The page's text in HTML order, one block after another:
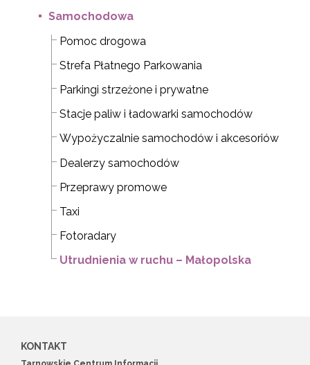
Samochodowa
Pomoc drogowa
Strefa Płatnego Parkowania
Parkingi strzeżone i prywatne
Stacje paliw i ładowarki samochodów
Wypożyczalnie samochodów i akcesoriów
Dealerzy samochodów
Przeprawy promowe
Taxi
Fotoradary
Utrudnienia w ruchu – Małopolska
KONTAKT